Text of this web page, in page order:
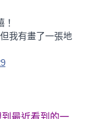
我有畫了一張地